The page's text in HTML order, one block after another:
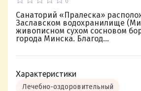
0
Санаторий «Пралеска»
Заславском водохранилище
живописном сухом сосновом
города Минска. Благод...
Характеристики
Лечебно-оздоровительный